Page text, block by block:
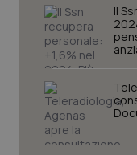
Il
I cookie
sito web
navigazione